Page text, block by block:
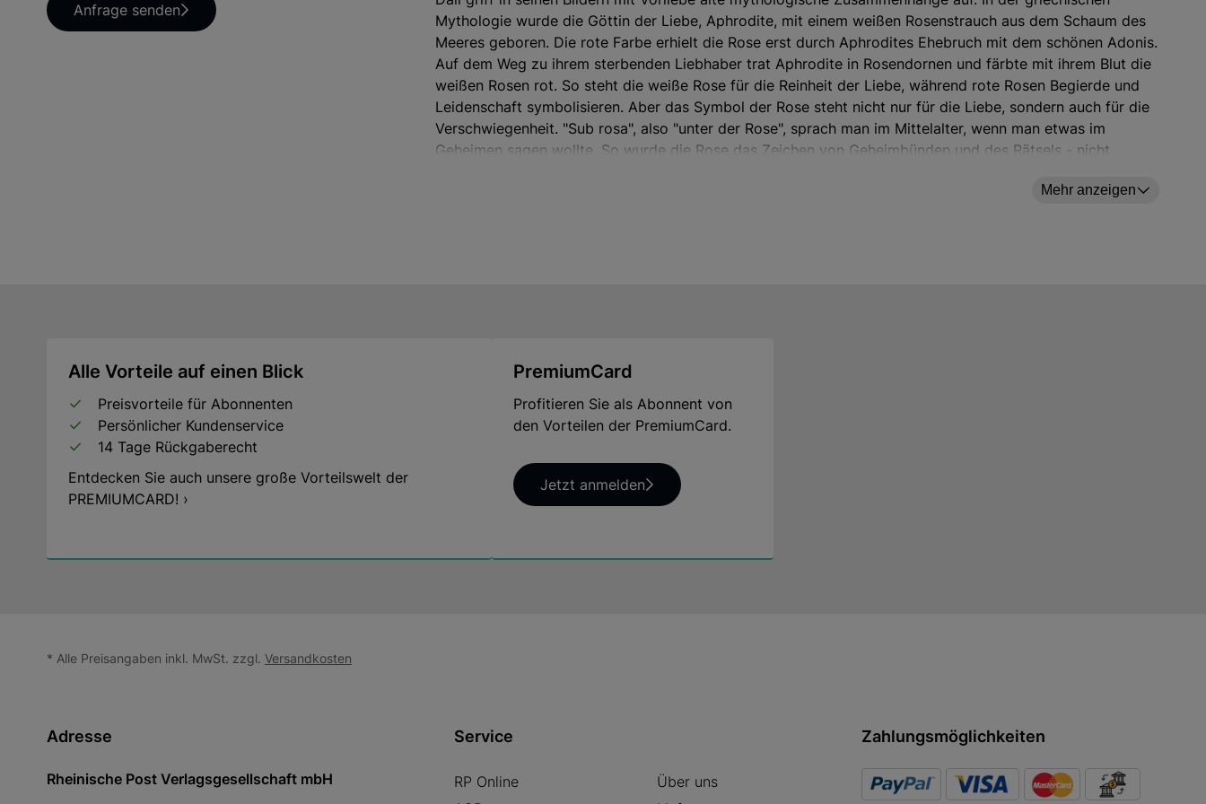
Anfrage senden
Mythologie wurde die Göttin der Liebe, Aphrodite, mit einem weißen Rosenstrauch aus dem Schaum des
Meeres geboren. Die rote Farbe erhielt die Rose erst durch Aphrodites Ehebruch mit dem schönen Adonis.
Auf dem Weg zu ihrem sterbenden Liebhaber trat Aphrodite in Rosendornen und färbte mit ihrem Blut die
weißen Rosen rot. So steht die weiße Rose für die Reinheit der Liebe, während rote Rosen Begierde und
Leidenschaft symbolisieren. Aber das Symbol der Rose steht nicht nur für die Liebe, sondern auch für die
Verschwiegenheit. "Sub rosa", also "unter der Rose", sprach man im Mittelalter, wenn man etwas im
Geheimen sagen wollte. So wurde die Rose das Zeichen von Geheimbünden und des Rätsels - nicht
Hersteller: ars mundi Edition Max Büchner GmbH, Bödekerstraße 13, 30161 Hannover, Deutschland E-Mail:
info@arsmundi.de
Mehr anzeigen
Alle Vorteile auf einen Blick
Preisvorteile für Abonnenten
Persönlicher Kundenservice
14 Tage Rückgaberecht
Entdecken Sie auch unsere große Vorteilswelt der
PREMIUMCARD! ›
PremiumCard
Profitieren Sie als Abonnent von
den Vorteilen der PremiumCard.
Jetzt anmelden
* Alle Preisangaben inkl. MwSt. zzgl. Versandkosten
Adresse
Rheinische Post Verlagsgesellschaft mbH
Service
RP Online
Über uns
Zahlungsmöglichkeiten